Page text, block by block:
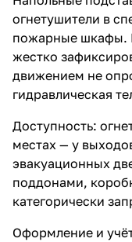
огнетушители в
пожарные шкафы.
жестко
движением не
гидравлическая
Доступность:
местах — у
эвакуационных
поддонами,
категорически
Оформление и